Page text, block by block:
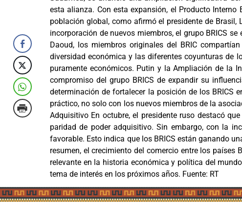
esta alianza. Con esta expansión, el Producto
población global, como afirmó el presidente de Brasil,
incorporación de nuevos miembros, el grupo BRICS
Daoud, los miembros originales del BRIC
diversidad económica y las diferentes coyunturas de
puramente económicos. Putin y la Ampliación de la
compromiso del grupo BRICS de expandir su
determinación de fortalecer la posición de los BRICS
práctico, no solo con los nuevos miembros de la
Adquisitivo En octubre, el presidente ruso destacó
paridad de poder adquisitivo. Sin embargo, con la
favorable. Esto indica que los BRICS están ganando
resumen, el crecimiento del comercio entre los
relevante en la historia económica y política del
tema de interés en los próximos años. Fuente: RT